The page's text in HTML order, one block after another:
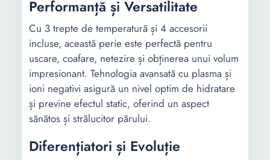
Performanță și Versatilitate
Cu 3 trepte de temperatură și 4 accesorii
incluse, această perie este perfectă pentru
uscare, coafare, netezire și obținerea unui volum
impresionant. Tehnologia avansată cu plasma și
ioni negativi asigură un nivel optim de hidratare
și previne efectul static, oferind un aspect
sănătos și strălucitor părului.
Diferențiatori și Evoluție